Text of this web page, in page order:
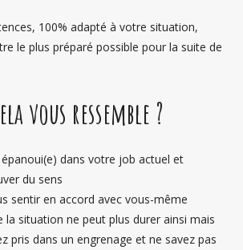
100% adapté à votre situation,
le plus préparé possible pour la suite de
vous ressemble ?
épanoui(e) dans votre job actuel et
du sens
sentir en accord avec vous-même
la situation ne peut plus durer ainsi mais
pris dans un engrenage et ne savez pas